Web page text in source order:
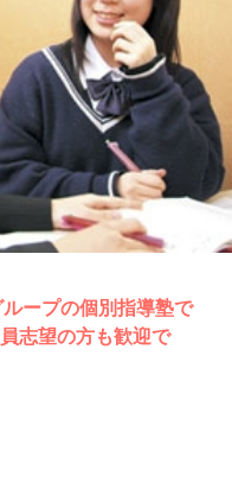
ープの個別指導塾で
志望の方も歓迎で